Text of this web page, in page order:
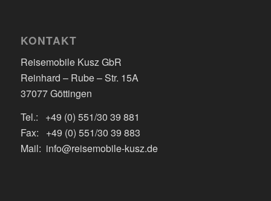
KONTAKT
Reisemobile Kusz GbR
Reinhard – Rube – Str. 15A
37077 Göttingen
Tel.: +49 (0) 551/30 39 881
Fax: +49 (0) 551/30 39 883
Mail: info@reisemobile-kusz.de